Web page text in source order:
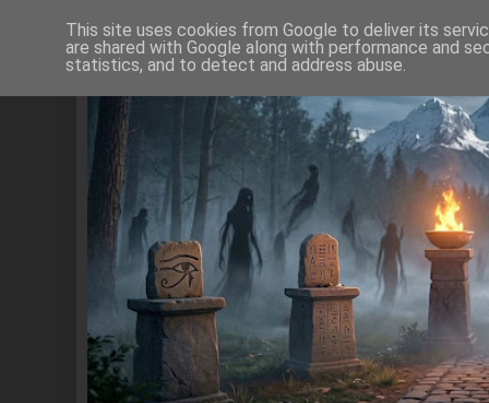
This site uses cookies from Google to deliver its
are shared with Google along with performance and
statistics, and to detect and address abuse.